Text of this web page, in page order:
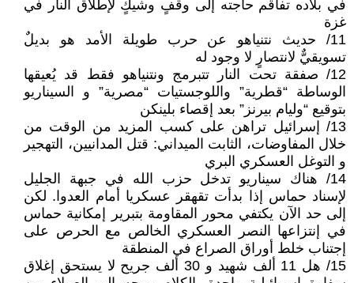
في بلاده تفاقم حاجته إلى وقفٍ وشيكٍ لإطلاق النار في
غزة
11/ حديث نتنياهو عن حرب طويلة الأمد هو بديلٌ
تسويقيٌّ لانتصارٍ لا وجود له
12/ صفقة تحت النار تتبرمج ونتنياهو فقط قد يُعيقها
الوساطة “قطرية” واللوجستيات “مصرية” و السيناريو
بتوقيع “وليام بيرنز” بعد إقصاء بلينكن
13/ إسرائيل تراهن على كسب المزيد من الوقت من
خلال المفاوضات، الثابت الميداني: قتل المدانيين، التهجير
و التوغل العسكري البري
14/ هناك سيناريو تدخل حزب الله في جبهة الجليل
لإسناد حماس إذا بدأت تقهقر عسكريا أمام العدوا. لكن
إلى حد الآن يكتفي محور المقاومة بتبرير إمكانية حماس
في إنتزاعها النصر العسكري الخالص مع الحرص على
إجتناب خلط أوراق الصراع في المنطقة
15/ هل 11 ألف شهيد و 30 ألف جريح لا يستحق إغلاق